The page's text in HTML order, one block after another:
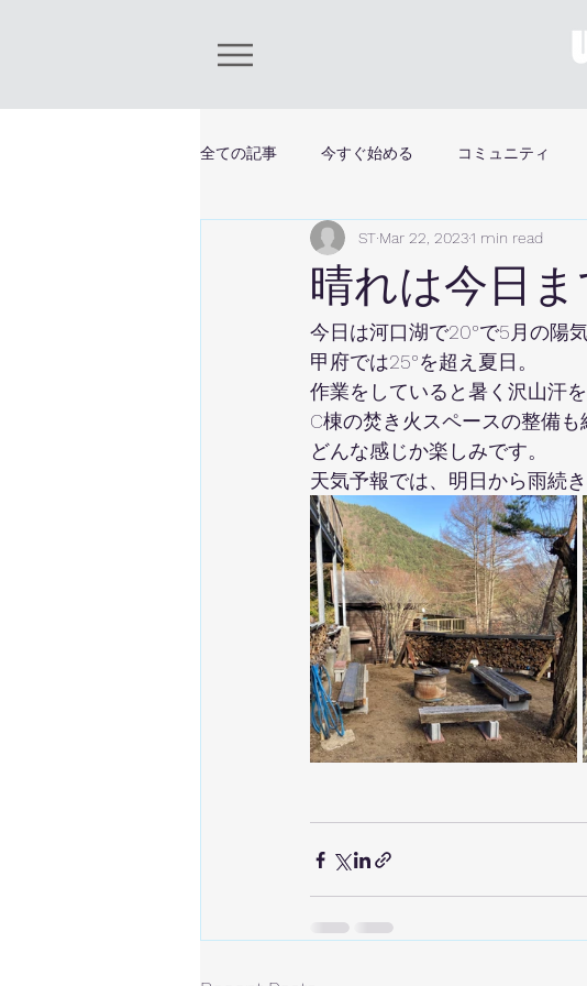
全ての記事 今すぐ始める コミュニティ
晴れは今日
ST Mar 22, 20231 min read
今日は河口湖で20°で5月の陽気
甲府では25°を超え夏日。
作業をしていると暑く沢山汗を
C棟の焚き火スペースの整備
どんな感じか楽しみです。
天気予報では、明日から雨続